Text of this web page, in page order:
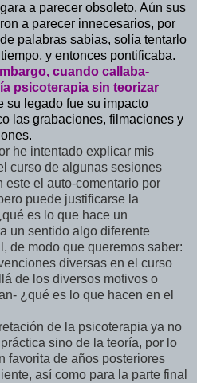
a parecer obsoleto. Aún sus
a parecer innecesarios, por
palabras sabias, solía tentarlo
y entonces pontificaba.
cuando callaba-
psicoterapia sin teorizar
su legado fue su impacto
las grabaciones, filmaciones y
he intentado explicar mis
curso de algunas sesiones
este el auto-comentario por
puede justificarse la
es lo que hace un
un sentido algo diferente
de modo que queremos saber:
diversas en el curso
de los diversos motivos o
¿qué es lo que hacen en el
de la psicoterapia ya no
sino de la teoría, por lo
favorita de años posteriores
así como para la parte final